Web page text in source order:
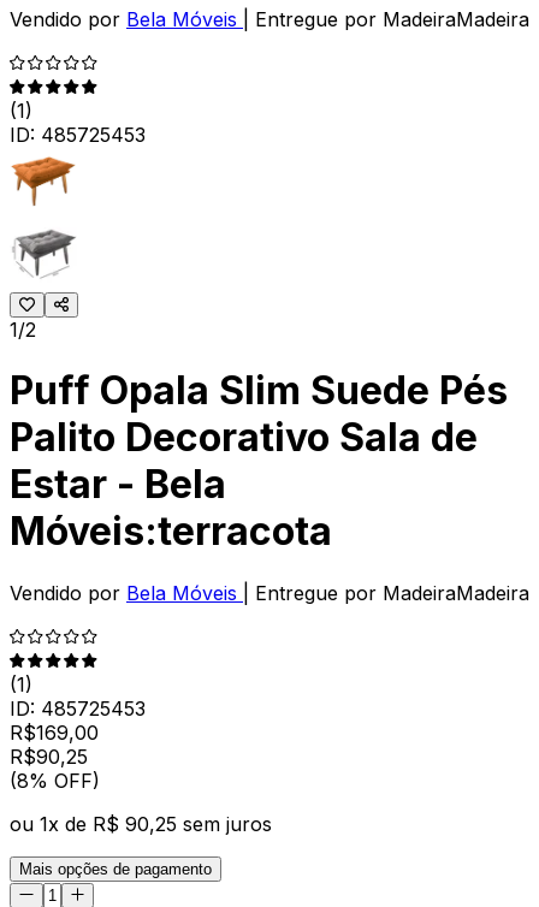
Vendido por Bela Móveis | Entregue por MadeiraMadeira
(1)
ID: 485725453
1/2
Puff Opala Slim Suede Pés
Palito Decorativo Sala de
Estar - Bela
Móveis:terracota
Vendido por Bela Móveis | Entregue por MadeiraMadeira
(1)
ID: 485725453
R$169,00
R$90,25
(8% OFF)
ou 1x de R$ 90,25 sem juros
Mais opções de pagamento